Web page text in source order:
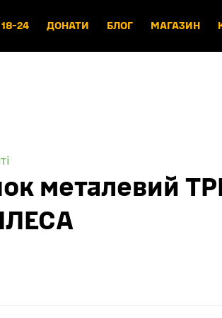
18-24 ДОНАТИ БЛОГ МАГАЗИН
металевий